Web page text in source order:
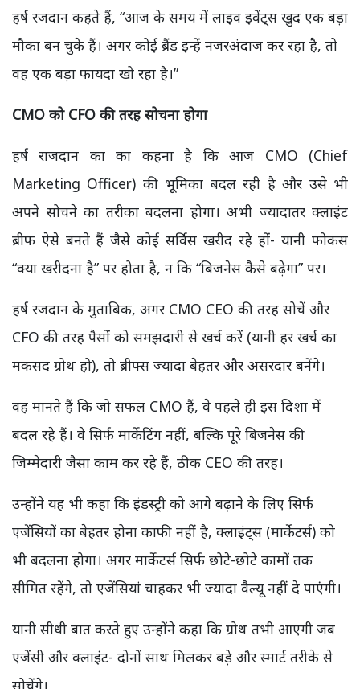
हर्ष रजदान कहते हैं, “आज के समय में लाइव इवेंट्स खुद एक बड़ा
मौका बन चुके हैं। अगर कोई ब्रैंड इन्हें नजरअंदाज कर रहा है, तो
वह एक बड़ा फायदा खो रहा है।”
CMO को CFO की तरह सोचना होगा
हर्ष राजदान का का कहना है कि आज CMO (Chief
Marketing Officer) की भूमिका बदल रही है और उसे भी
अपने सोचने का तरीका बदलना होगा। अभी ज्यादातर क्लाइंट
ब्रीफ ऐसे बनते हैं जैसे कोई सर्विस खरीद रहे हों- यानी फोकस
“क्या खरीदना है” पर होता है, न कि “बिजनेस कैसे बढ़ेगा” पर।
हर्ष रजदान के मुताबिक, अगर CMO CEO की तरह सोचें और
CFO की तरह पैसों को समझदारी से खर्च करें (यानी हर खर्च का
मकसद ग्रोथ हो), तो ब्रीफ्स ज्यादा बेहतर और असरदार बनेंगे।
वह मानते हैं कि जो सफल CMO हैं, वे पहले ही इस दिशा में
बदल रहे हैं। वे सिर्फ मार्केटिंग नहीं, बल्कि पूरे बिजनेस की
जिम्मेदारी जैसा काम कर रहे हैं, ठीक CEO की तरह।
उन्होंने यह भी कहा कि इंडस्ट्री को आगे बढ़ाने के लिए सिर्फ
एजेंसियों का बेहतर होना काफी नहीं है, क्लाइंट्स (मार्केटर्स) को
भी बदलना होगा। अगर मार्केटर्स सिर्फ छोटे-छोटे कामों तक
सीमित रहेंगे, तो एजेंसियां चाहकर भी ज्यादा वैल्यू नहीं दे पाएंगी।
यानी सीधी बात करते हुए उन्होंने कहा कि ग्रोथ तभी आएगी जब
एजेंसी और क्लाइंट- दोनों साथ मिलकर बड़े और स्मार्ट तरीके से
सोचेंगे।